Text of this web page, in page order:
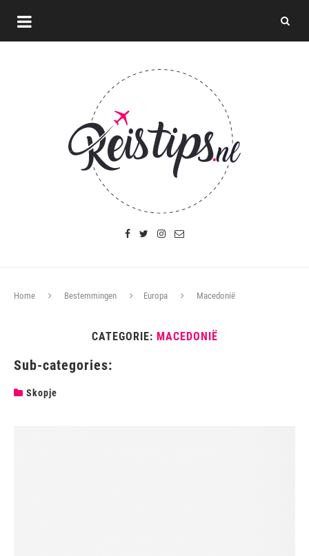
Home Bestemmingen Europa Macedonië
CATEGORIE: MACEDONIË
Sub-categories:
Skopje